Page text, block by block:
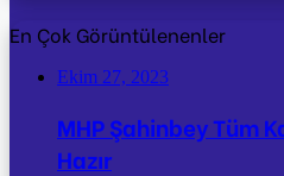
En Çok Görüntülenenler
Ekim 27, 2023
MHP Şahinbey Tüm
Hazır